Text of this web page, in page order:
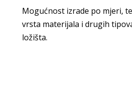
Mogućnost izrade po mjeri,
vrsta materijala i drugih
ložišta.